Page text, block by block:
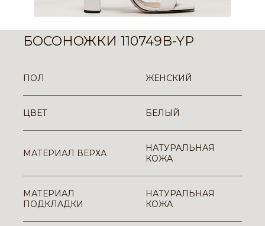
БОСОНОЖКИ 110749B-YP
ПОЛ ЖЕНСКИЙ
ЦВЕТ БЕЛЫЙ
МАТЕРИАЛ ВЕРХА
НАТУРАЛЬНАЯ
КОЖА
МАТЕРИАЛ
ПОДКЛАДКИ
НАТУРАЛЬНАЯ
КОЖА